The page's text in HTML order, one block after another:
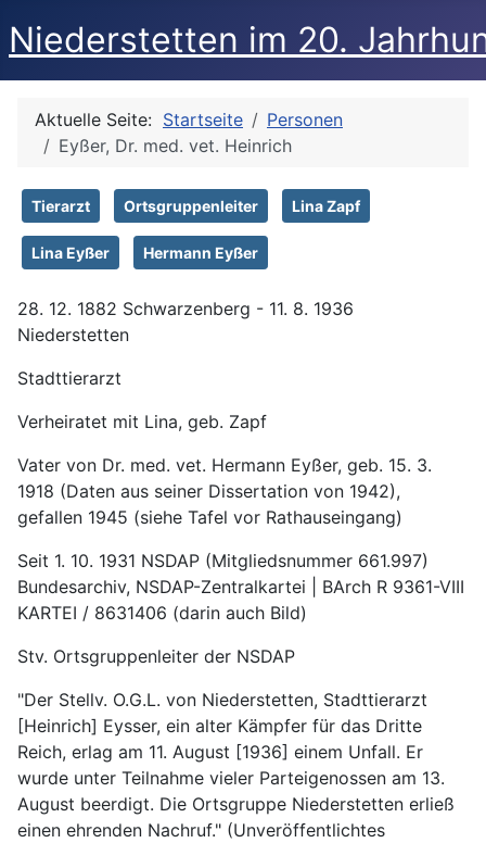
Niederstetten im 20.
Aktuelle Seite: Startseite
Personen
Eyßer, Dr. med. vet. Heinrich
Tierarzt Ortsgruppenleiter Lina Zapf
Lina Eyßer Hermann Eyßer
28. 12. 1882 Schwarzenberg - 11. 8. 1936
Niederstetten
Stadttierarzt
Verheiratet mit Lina, geb. Zapf
Vater von Dr. med. vet. Hermann Eyßer, geb. 15. 3.
1918 (Daten aus seiner Dissertation von 1942),
gefallen 1945 (siehe Tafel vor Rathauseingang)
Seit 1. 10. 1931 NSDAP (Mitgliedsnummer 661.997)
Bundesarchiv, NSDAP-Zentralkartei | BArch R 9361-VIII
KARTEI / 8631406 (darin auch Bild)
Stv. Ortsgruppenleiter der NSDAP
"Der Stellv. O.G.L. von Niederstetten, Stadttierarzt
[Heinrich] Eysser, ein alter Kämpfer für das Dritte
Reich, erlag am 11. August [1936] einem Unfall. Er
wurde unter Teilnahme vieler Parteigenossen am 13.
August beerdigt. Die Ortsgruppe Niederstetten erließ
einen ehrenden Nachruf." (Unveröffentlichtes